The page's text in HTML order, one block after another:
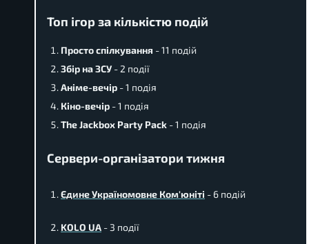
Топ ігор за кількістю подій
Просто спілкування - 11 подій
Збір на ЗСУ - 2 події
Аніме-вечір - 1 подія
Кіно-вечір - 1 подія
The Jackbox Party Pack - 1 подія
Сервери-організатори тижня
Єдине Україномовне Ком'юніті - 6 подій
KOLO UA - 3 події